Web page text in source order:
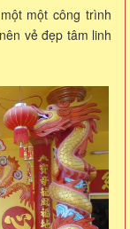
một công trình
vẻ đẹp tâm linh